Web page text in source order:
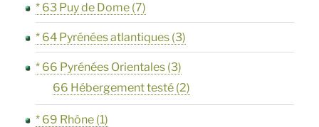
* 63 Puy de Dome (7)
* 64 Pyrénées atlantiques (3)
* 66 Pyrénées Orientales (3)
66 Hébergement testé (2)
* 69 Rhône (1)